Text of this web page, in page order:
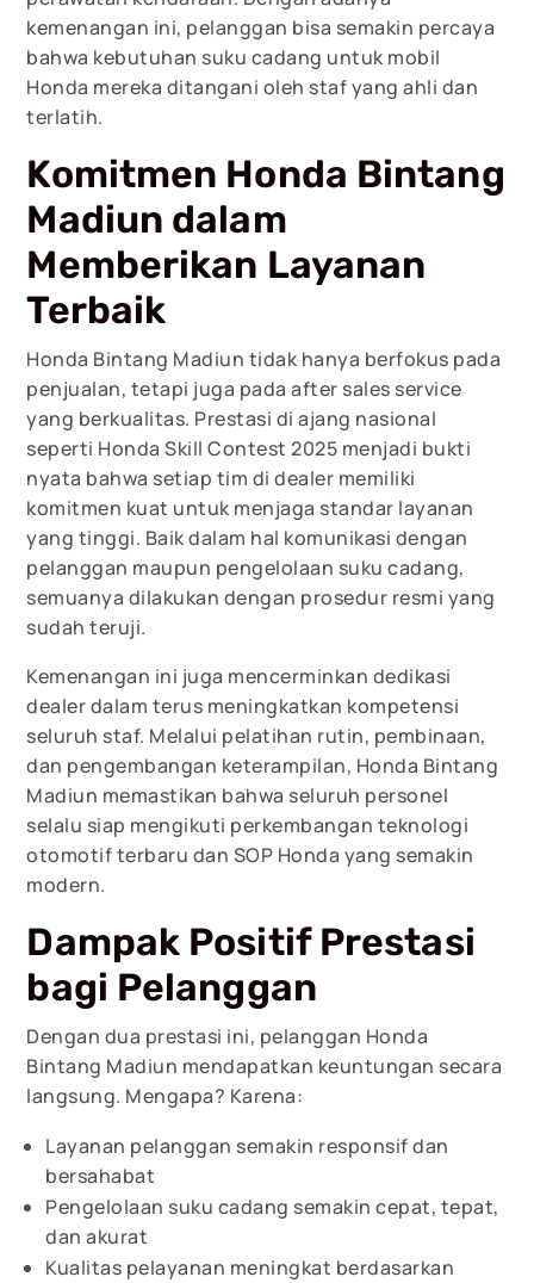
kemenangan ini, pelanggan bisa semakin percaya
bahwa kebutuhan suku cadang untuk mobil
Honda mereka ditangani oleh staf yang ahli dan
terlatih.
Komitmen Honda Bintang
Madiun dalam
Memberikan Layanan
Terbaik
Honda Bintang Madiun tidak hanya berfokus pada
penjualan, tetapi juga pada after sales service
yang berkualitas. Prestasi di ajang nasional
seperti Honda Skill Contest 2025 menjadi bukti
nyata bahwa setiap tim di dealer memiliki
komitmen kuat untuk menjaga standar layanan
yang tinggi. Baik dalam hal komunikasi dengan
pelanggan maupun pengelolaan suku cadang,
semuanya dilakukan dengan prosedur resmi yang
sudah teruji.
Kemenangan ini juga mencerminkan dedikasi
dealer dalam terus meningkatkan kompetensi
seluruh staf. Melalui pelatihan rutin, pembinaan,
dan pengembangan keterampilan, Honda Bintang
Madiun memastikan bahwa seluruh personel
selalu siap mengikuti perkembangan teknologi
otomotif terbaru dan SOP Honda yang semakin
modern.
Dampak Positif Prestasi
bagi Pelanggan
Dengan dua prestasi ini, pelanggan Honda
Bintang Madiun mendapatkan keuntungan secara
langsung. Mengapa? Karena:
Layanan pelanggan semakin responsif dan
bersahabat
Pengelolaan suku cadang semakin cepat, tepat,
dan akurat
Kualitas pelayanan meningkat berdasarkan